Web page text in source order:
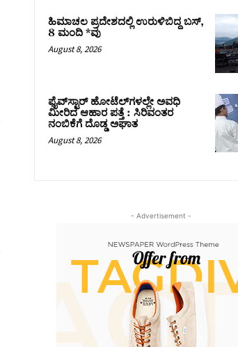
ಹಿಮಾಚಲ ಪ್ರದೇಶದಲ್ಲಿ ಉರುಳಿಬಿದ್ದ ಬಸ್‌,
8 ಮಂದಿ *ವು
August 8, 2026
ಫೈವ್‌ಸ್ಟಾರ್ ಹೋಟೆಲ್‌ಗಳಲ್ಲೇ ಅವಧಿ
ಮೀರಿದ ಆಹಾರ ಪತ್ತೆ : ಸಿರಿವಂತರ
ನಂಬಿಕೆಗೆ ದೊಡ್ಡ ಅಘಾತ
August 8, 2026
- Advertisement -